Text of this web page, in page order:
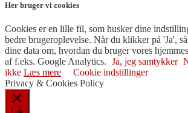
Her bruger vi cookies
Cookies er en lille fil, som husker dine
bedre brugeroplevelse. Når du klikker på 'Ja',
dine data om, hvordan du bruger vores
af f.eks. Google Analytics. Ja, jeg samtykker
ikke Læs mere
Cookie indstillinger
Privacy & Cookies Policy